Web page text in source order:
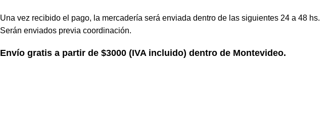
Una vez recibido el pago, la mercadería será enviada dentro de las siguientes 24 a 48 hs.
Serán enviados previa coordinación.
Envío gratis a partir de $3000 (IVA incluido) dentro de Montevideo.